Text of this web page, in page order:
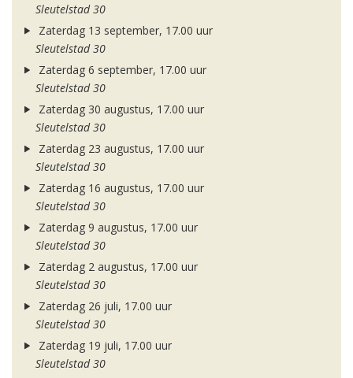
Sleutelstad 30
Zaterdag 13 september, 17.00 uur
Sleutelstad 30
Zaterdag 6 september, 17.00 uur
Sleutelstad 30
Zaterdag 30 augustus, 17.00 uur
Sleutelstad 30
Zaterdag 23 augustus, 17.00 uur
Sleutelstad 30
Zaterdag 16 augustus, 17.00 uur
Sleutelstad 30
Zaterdag 9 augustus, 17.00 uur
Sleutelstad 30
Zaterdag 2 augustus, 17.00 uur
Sleutelstad 30
Zaterdag 26 juli, 17.00 uur
Sleutelstad 30
Zaterdag 19 juli, 17.00 uur
Sleutelstad 30